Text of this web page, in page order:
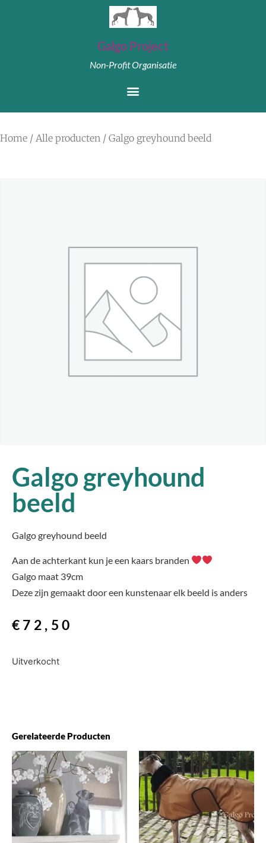
Galgo Project
Non-Profit Organisatie
Home / Alle producten / Galgo greyhound beeld
Galgo greyhound
beeld
Galgo greyhound beeld
Aan de achterkant kun je een kaars branden
Galgo maat 39cm
Deze zijn gemaakt door een kunstenaar elk beeld is anders
€ 72,50
Uitverkocht
Gerelateerde Producten